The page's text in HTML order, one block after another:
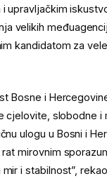
upravljačkim
velikih
kandidatom za
Bosne i
cjelovite, slobodne i
ulogu u Bosni i
mirovnim
i stabilnost”,